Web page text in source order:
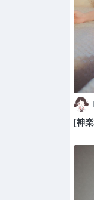
[神